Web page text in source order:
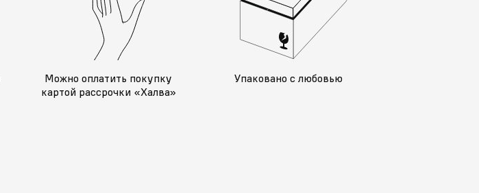
Можно оплатить покупку
картой рассрочки «Халва»
Упаковано с любовью